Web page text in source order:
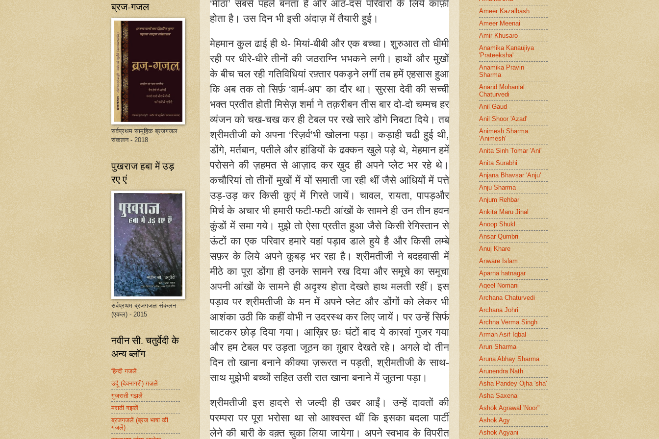
‘मीठा’ सबसे पहले बनता है और आठ-दस परिवारों के लिये काफ़ी
होता है। उस दिन भी इसी अंदाज़ में तैयारी हुई।
मेहमान कुल ढाई ही थे- मियां-बीबी और एक बच्चा। शुरुआत तो धीमी
रही पर धीरे-धीरे तीनों की जठराग्नि भभकने लगी। हाथों और मुखों
के बीच चल रही गतिविधियां रफ़्तार पकड़ने लगीं तब हमें एहसास हुआ
कि अब तक तो सिर्फ़ ‘वार्म-अप’ का दौर था। सुरसा देवी की सच्ची
भक्त प्रतीत होती मिसेज़ शर्मा ने तक़रीबन तीस बार दो-दो चम्मच हर
व्यंजन को चख-चख कर ही टेबल पर रखे सारे डोंगे निबटा दिये। तब
श्रीमतीजी को अपना ‘रिज़र्व’भी खोलना पड़ा। कड़ाही चढी हुई थी,
डोंगे,मर्तबान,पतीले और हांडियों के ढक्कन खुले पड़े थे,मेहमान हमें
परोसने की ज़हमत से आज़ाद कर ख़ुद ही अपने प्लेट भर रहे थे।
कचौरियां तो तीनों मुखों में यों समाती जा रही थीं जैसे आंधियों में पत्ते
उड़-उड़ कर किसी कुएं में गिरते जायें। चावल,रायता,पापड़और
मिर्च के अचार भी हमारी फटी-फटी आंखों के सामने ही उन तीन हवन
कुंडों में समा गये। मुझे तो ऐसा प्रतीत हुआ जैसे किसी रेगिस्तान से
ऊंटों का एक परिवार हमारे यहां पड़ाव डाले हुये है और किसी लम्बे
सफ़र के लिये अपने कूबड़ भर रहा है। श्रीमतीजी ने बदहवासी में
मीठे का पूरा डोंगा ही उनके सामने रख दिया और समूचे का समूचा
अपनी आंखों के सामने ही अदृश्य होता देखते हाथ मलती रहीं। इस
पड़ाव पर श्रीमतीजी के मन में अपने प्लेट और डोंगों को लेकर भी
आशंका उठी कि कहीं वोभी न उदरस्थ कर लिए जायें। पर उन्हें सिर्फ
चाटकर छोड़ दिया गया। आख़िर छः घंटों बाद ये कारवां गुजर गया
और हम टेबल पर उड़ता जूठन का ग़ुबार देखते रहे। अगले दो तीन
दिन तो खाना बनाने कीक्या ज़रूरत न पड़ती,श्रीमतीजी के साथ-
साथ मुझेभी बच्चों सहित उसी रात खाना बनाने में जुतना पड़ा।
श्रीमतीजी इस हादसे से जल्दी ही उबर आईं। उन्हें दावतों की
परम्परा पर पूरा भरोसा था सो आश्वस्त थीं कि इसका बदला पार्टी
लेने की बारी के वक़्त चुका लिया जायेगा। अपने स्वभाव के विपरीत
ब्रज-गजल
सर्वप्रथम सामूहिक ब्रजगजल
संकलन - 2018
पुखराज हबा में उड़
रए एं
सर्वप्रथम ब्रजगजल संकलन
(एकल) - 2015
नवीन सी. चतुर्वेदी के
अन्य ब्लॉग
हिन्दी गजलें
उर्दू (देवनागरी) ग़ज़लें
गुजराती गझलें
मराठी गझलें
ब्रजगजलें (ब्रज भाषा की
गजलें)
Ameer Kazalbash
Ameer Meenai
Amir Khusaro
Anamika Kanaujiya
'Prateeksha'
Anamika Pravin
Sharma
Anand Mohanlal
Chaturvedi
Anil Gaud
Anil Shoor 'Azad'
Animesh Sharma
'Animesh'
Anita Sinh Tomar 'Ani'
Anita Surabhi
Anjana Bhavsar 'Anju'
Anju Sharma
Anjum Rehbar
Ankita Maru Jinal
Anoop Shukl
Ansar Qumbri
Anuj Khare
Anware Islam
Aparna hatnagar
Aqeel Nomani
Archana Chaturvedi
Archana Johri
Archna Verma Singh
Arman Asif Iqbal
Arun Sharma
Aruna Abhay Sharma
Arunendra Nath
Asha Pandey Ojha 'sha'
Asha Saxena
Ashok Agrawal 'Noor"
Ashok Agy
Ashok Agyani